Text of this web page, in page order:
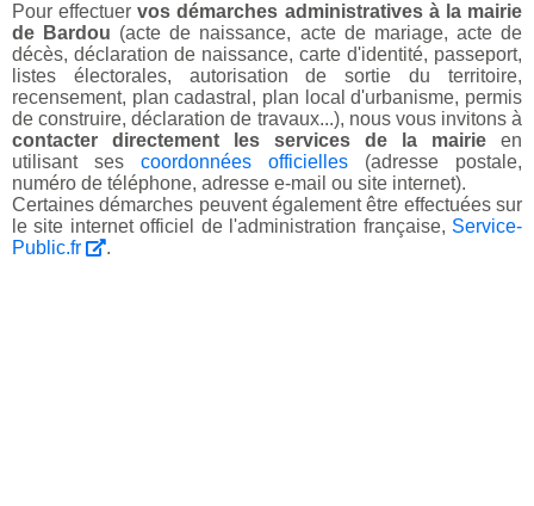
Pour effectuervos démarches administratives à la mairie
de Bardou (acte de naissance, acte de mariage, acte de
décès, déclaration de naissance, carte d'identité, passeport,
listes électorales, autorisation de sortie du territoire,
recensement, plan cadastral, plan local d'urbanisme, permis
de construire, déclaration de travaux...), nous vous invitons à
contacter directement les services de la mairie en
utilisant ses coordonnées officielles (adresse postale,
numéro de téléphone, adresse e-mail ou site internet).
Certaines démarches peuvent également être effectuées sur
le site internet officiel de l'administration française, Service-
Public.fr
.